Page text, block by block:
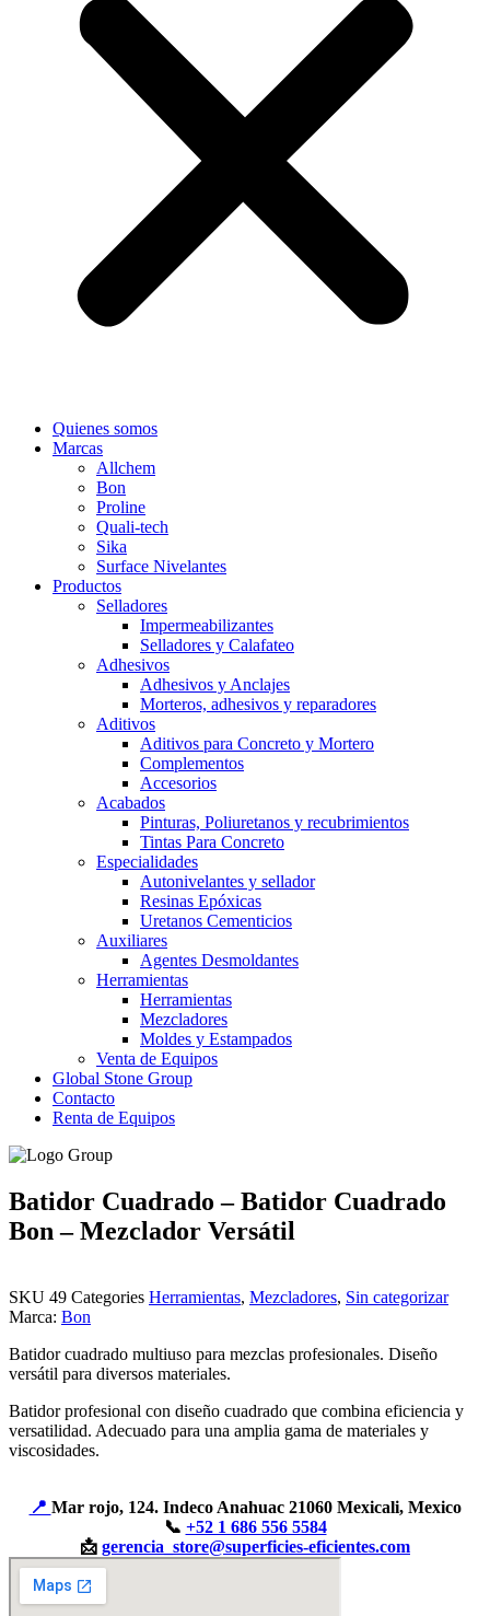
Quienes somos
Marcas
Allchem
Bon
Proline
Quali-tech
Sika
Surface Nivelantes
Productos
Selladores
Impermeabilizantes
Selladores y Calafateo
Adhesivos
Adhesivos y Anclajes
Morteros, adhesivos y reparadores
Aditivos
Aditivos para Concreto y Mortero
Complementos
Accesorios
Acabados
Pinturas, Poliuretanos y recubrimientos
Tintas Para Concreto
Especialidades
Autonivelantes y sellador
Resinas Epóxicas
Uretanos Cementicios
Auxiliares
Agentes Desmoldantes
Herramientas
Herramientas
Mezcladores
Moldes y Estampados
Venta de Equipos
Global Stone Group
Contacto
Renta de Equipos
Batidor Cuadrado – Batidor Cuadrado
Bon – Mezclador Versátil
SKU 49 Categories Herramientas, Mezcladores, Sin categorizar
Marca: Bon
Batidor cuadrado multiuso para mezclas profesionales. Diseño
versátil para diversos materiales.
Batidor profesional con diseño cuadrado que combina eficiencia y
versatilidad. Adecuado para una amplia gama de materiales y
viscosidades.
📍 Mar rojo, 124. Indeco Anahuac 21060 Mexicali, Mexico
📞 +52 1 686 556 5584
📩 gerencia_store@superficies-eficientes.com